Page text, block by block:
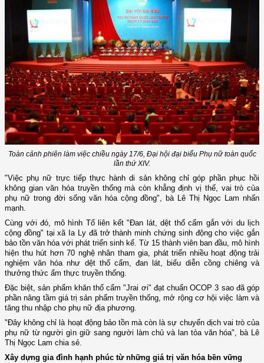
Toàn cảnh phiên làm việc chiều ngày 17/6, Đại hội đại biểu Phụ nữ toàn quốc
lần thứ XIV.
"Việc phụ nữ trực tiếp thực hành di sản không chỉ góp phần phục hồi
không gian văn hóa truyền thống mà còn khẳng định vị thế, vai trò của
phụ nữ trong đời sống văn hóa cộng đồng", bà Lê Thị Ngọc Lam nhấn
mạnh.
Cùng với đó, mô hình Tổ liên kết "Đan lát, dệt thổ cẩm gắn với du lịch
cộng đồng" tại xã Ia Ly đã trở thành minh chứng sinh động cho việc gắn
bảo tồn văn hóa với phát triển sinh kế. Từ 15 thành viên ban đầu, mô hình
hiện thu hút hơn 70 nghệ nhân tham gia, phát triển nhiều hoạt động trải
nghiệm văn hóa như dệt thổ cẩm, đan lát, biểu diễn cồng chiêng và
thưởng thức ẩm thực truyền thống.
Đặc biệt, sản phẩm khăn thổ cẩm "Jrai ơi" đạt chuẩn OCOP 3 sao đã góp
phần nâng tầm giá trị sản phẩm truyền thống, mở rộng cơ hội việc làm và
tăng thu nhập cho phụ nữ địa phương.
"Đây không chỉ là hoạt động bảo tồn mà còn là sự chuyển dịch vai trò của
phụ nữ từ người gìn giữ sang người làm chủ và lan tỏa văn hóa", bà Lê
Thị Ngọc Lam chia sẻ.
Xây dựng gia đình hạnh phúc từ những giá trị văn hóa bền vững